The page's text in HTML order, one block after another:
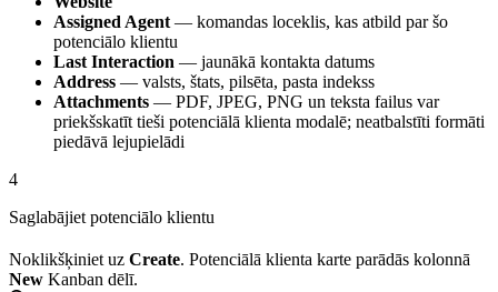
Assigned Agent — komandas loceklis, kas atbild par šo
potenciālo klientu
Last Interaction — jaunākā kontakta datums
Address — valsts, štats, pilsēta, pasta indekss
Attachments — PDF, JPEG, PNG un teksta failus var
priekšskatīt tieši potenciālā klienta modalē; neatbalstīti formāti
piedāvā lejupielādi
4
Saglabājiet potenciālo klientu
Noklikšķiniet uz Create. Potenciālā klienta karte parādās kolonnā
New Kanban dēlī.